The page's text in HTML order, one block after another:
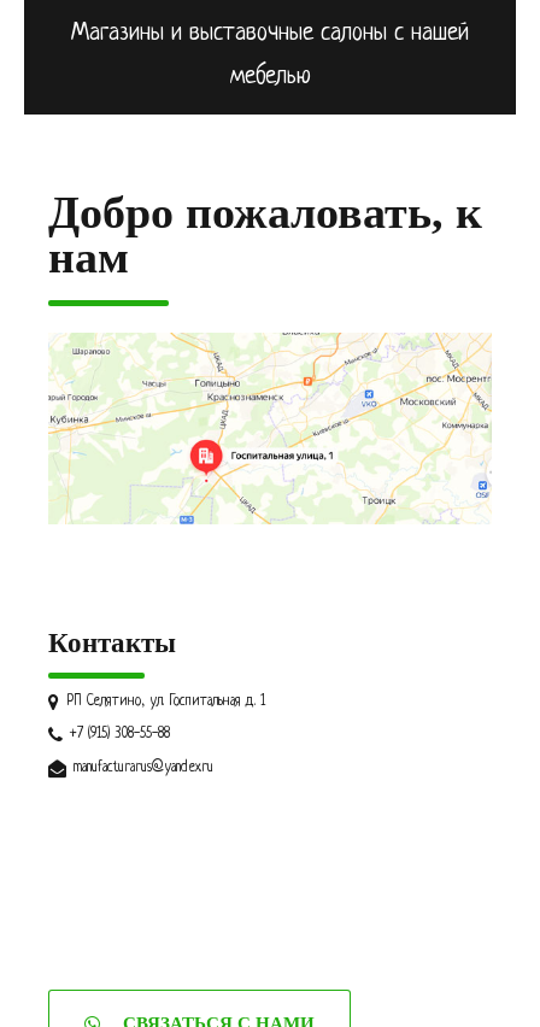
Магазины и выставочные салоны с нашей
мебелью
Добро пожаловать, к
нам
Контакты
РП Селятино, ул. Госпитальная д. 1
+7 (915) 308-55-88
manufacturarus@yandex.ru